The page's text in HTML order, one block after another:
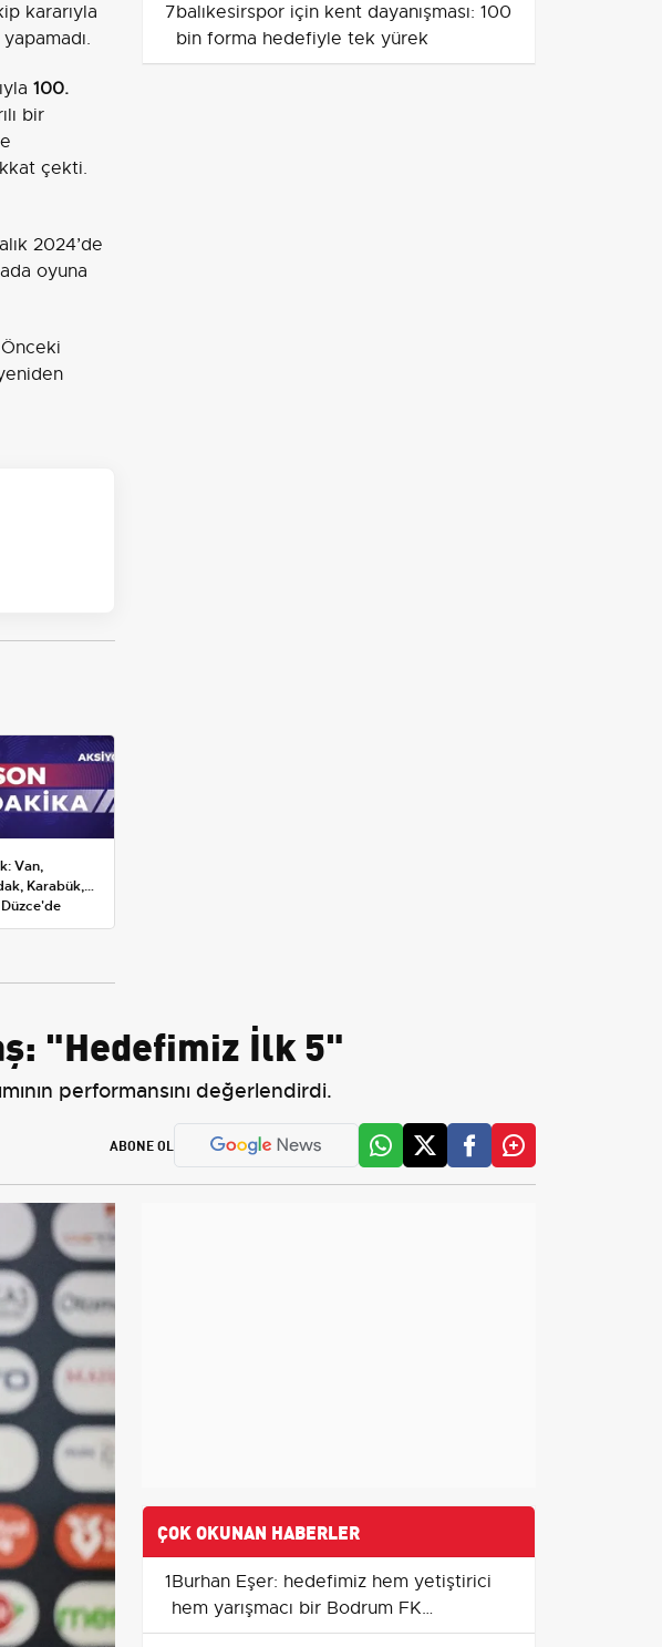
kararıyla
100.
bir
çekti.
2024’de
oyuna
Van,
Karabük,
—
7balıkesirspor için kent dayanışması: 100
bin forma hedefiyle tek yürek
"Hedefimiz İlk 5"
performansını değerlendirdi.
ABONE OL
ÇOK OKUNAN HABERLER
1Burhan Eşer: hedefimiz hem yetiştirici
hem yarışmacı bir Bodrum FK
oluşturmak